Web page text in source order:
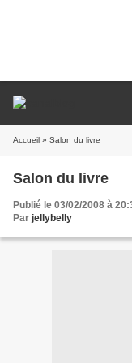
Accueil » Salon du livre
Salon du livre
Publié le 03/02/2008 à
Par jellybelly